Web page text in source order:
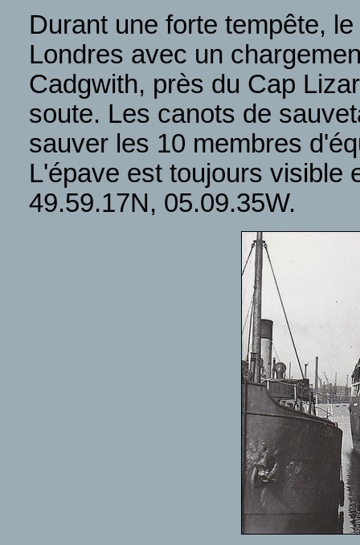
Durant une forte tempête,
Londres avec un
Cadgwith, près du Cap
soute. Les canots de
sauver les 10 membres
L'épave est toujours visible
49.59.17N, 05.09.35W.